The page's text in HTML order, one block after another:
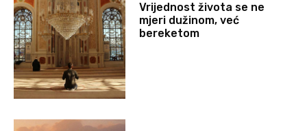
Vrijednost života se ne
mjeri dužinom, već
bereketom